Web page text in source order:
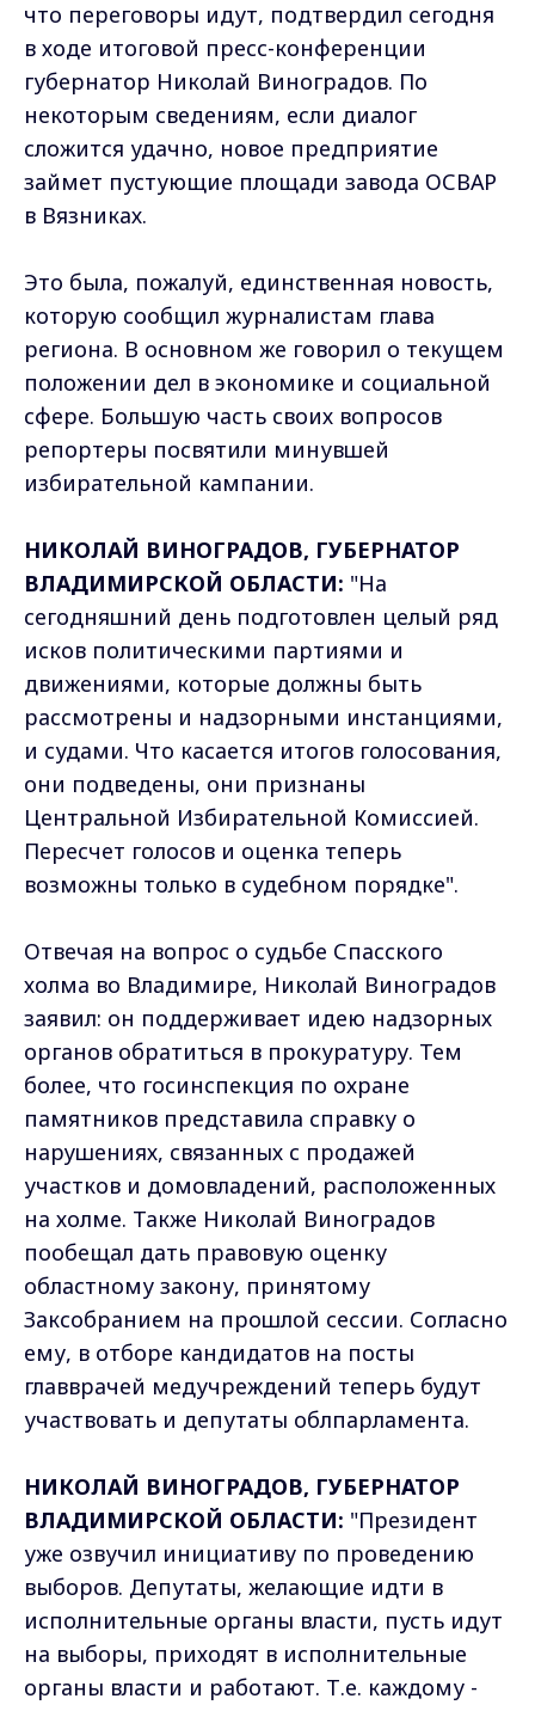
что переговоры идут, подтвердил сегодня
в ходе итоговой пресс-конференции
губернатор Николай Виноградов. По
некоторым сведениям, если диалог
сложится удачно, новое предприятие
займет пустующие площади завода ОСВАР
в Вязниках.
Это была, пожалуй, единственная новость,
которую сообщил журналистам глава
региона. В основном же говорил о текущем
положении дел в экономике и социальной
сфере. Большую часть своих вопросов
репортеры посвятили минувшей
избирательной кампании.
НИКОЛАЙ ВИНОГРАДОВ, ГУБЕРНАТОР
ВЛАДИМИРСКОЙ ОБЛАСТИ: "На
сегодняшний день подготовлен целый ряд
исков политическими партиями и
движениями, которые должны быть
рассмотрены и надзорными инстанциями,
и судами. Что касается итогов голосования,
они подведены, они признаны
Центральной Избирательной Комиссией.
Пересчет голосов и оценка теперь
возможны только в судебном порядке".
Отвечая на вопрос о судьбе Спасского
холма во Владимире, Николай Виноградов
заявил: он поддерживает идею надзорных
органов обратиться в прокуратуру. Тем
более, что госинспекция по охране
памятников представила справку о
нарушениях, связанных с продажей
участков и домовладений, расположенных
на холме. Также Николай Виноградов
пообещал дать правовую оценку
областному закону, принятому
Заксобранием на прошлой сессии. Согласно
ему, в отборе кандидатов на посты
главврачей медучреждений теперь будут
участвовать и депутаты облпарламента.
НИКОЛАЙ ВИНОГРАДОВ, ГУБЕРНАТОР
ВЛАДИМИРСКОЙ ОБЛАСТИ: "Президент
уже озвучил инициативу по проведению
выборов. Депутаты, желающие идти в
исполнительные органы власти, пусть идут
на выборы, приходят в исполнительные
органы власти и работают. Т.е. каждому -